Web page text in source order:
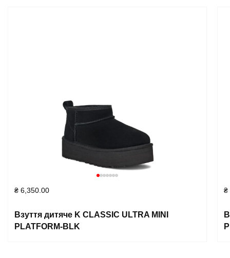
₴ 6,350.00
Взуття дитяче K CLASSIC ULTRA MINI
PLATFORM-BLK
₴